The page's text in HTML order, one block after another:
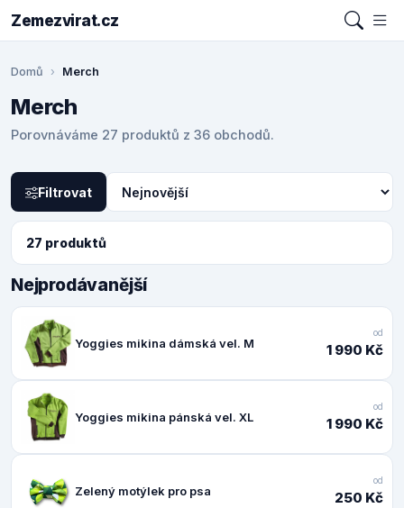
Zemezvirat.cz
Domů Merch
Merch
Porovnáváme 27 produktů z 36 obchodů.
Filtrovat
27 produktů
Nejprodávanější
Yoggies mikina dámská vel. M
od
1 990 Kč
Yoggies mikina pánská vel. XL
od
1 990 Kč
Zelený motýlek pro psa
od
250 Kč